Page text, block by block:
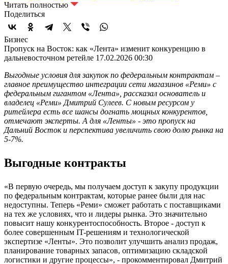
Читать полностью
Поделиться
Бизнес
Пропуск на Восток: как «Лента» изменит конкуренцию в
дальневосточном ретейле 17.02.2026 00:30
Выгодные условия для закупок по федеральным контрактам –
главное преимущество интеграции сети магазинов «Реми» с
федеральным гигантом «Лента», рассказал основатель и
владелец «Реми» Дмитрий Сулеев. С новым ресурсом у
ритейлера есть все шансы догнать мощных конкурентов,
отмечают эксперты. А для «Ленты» - это пропуск на
Дальний Восток и перспектива увеличить свою долю рынка на
5-7%.
Выгодные контракты
«В первую очередь, мы получаем доступ к закупу продукции
по федеральным контрактам, которые ранее были для нас
недоступны. Теперь «Реми» сможет работать с поставщиками
на тех же условиях, что и лидеры рынка. Это значительно
повысит нашу конкурентоспособность. Второе - доступ к
более совершенным IT-решениям и технологической
экспертизе «Ленты». Это позволит улучшить анализ продаж,
планирование товарных запасов, оптимизацию складской
логистики и другие процессы», - прокомментировал Дмитрий